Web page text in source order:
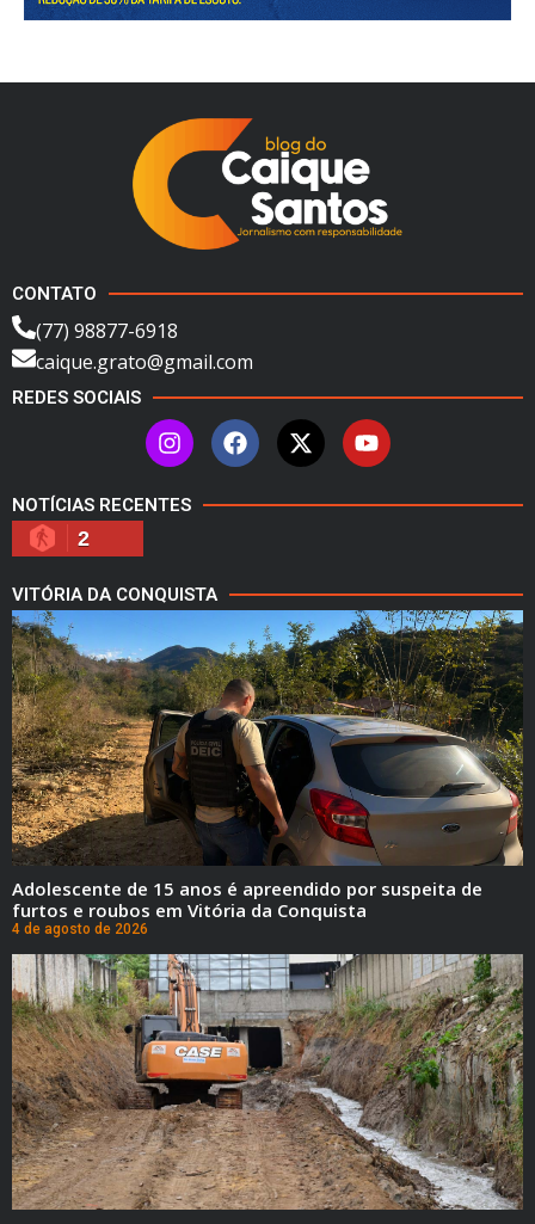
CONTATO
(77) 98877-6918
caique.grato@gmail.com
REDES SOCIAIS
NOTÍCIAS RECENTES
2
VITÓRIA DA CONQUISTA
Adolescente de 15 anos é apreendido por suspeita de
furtos e roubos em Vitória da Conquista
4 de agosto de 2026